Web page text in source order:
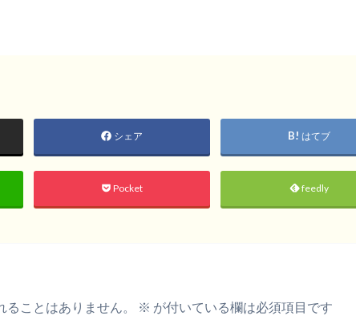
シェア はてブ
Pocket feedly
ことはありません。 ※ が付いている欄は必須項目です